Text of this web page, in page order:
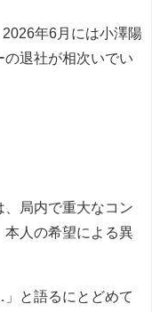
年6月には小澤陽
退社が相次いでい
局内で重大なコン
本人の希望による異
と語るにとどめて